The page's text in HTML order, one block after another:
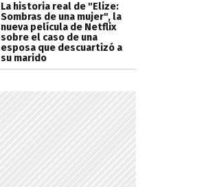
La historia real de "Elize:
Sombras de una mujer", la
nueva película de Netflix
sobre el caso de una
esposa que descuartizó a
su marido